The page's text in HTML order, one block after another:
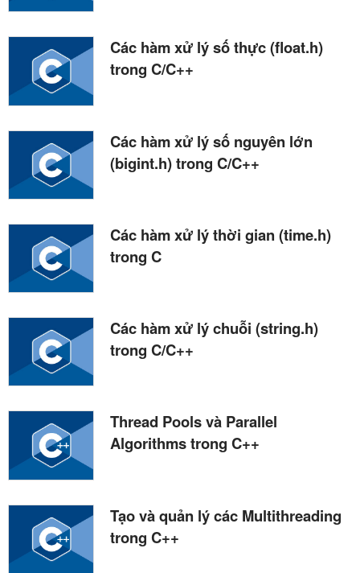
Các hàm xử lý số thực (float.h)
trong C/C++
Các hàm xử lý số nguyên lớn
(bigint.h) trong C/C++
Các hàm xử lý thời gian (time.h)
trong C
Các hàm xử lý chuỗi (string.h)
trong C/C++
Thread Pools và Parallel
Algorithms trong C++
Tạo và quản lý các Multithreading
trong C++